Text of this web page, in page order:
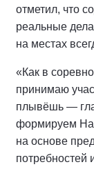
отметил, что
реальные
на местах
«Как в
принимаю
плывёшь —
формируем
на основе
потребностей